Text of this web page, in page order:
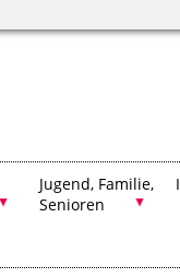
Jugend, Familie,
Senioren